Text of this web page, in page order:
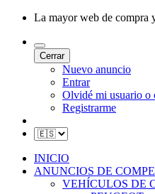
La mayor web de compra
Cerrar
Nuevo anuncio
Entrar
Olvidé mi usuario o
Registrarme
INICIO
ANUNCIOS DE
VEHÍCULOS DE